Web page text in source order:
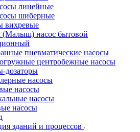
линейные
шиберные
вихревые
(Малыш) насос бытовой
пневматические насосы
центробежные насосы
дозаторы
насосы
насосы
насосы
насосы
зданий и процессов